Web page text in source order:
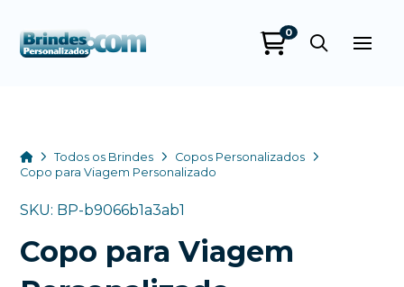
0
HomeTodos os Brindes
Copos Personalizados
Copo para Viagem Personalizado
SKU: BP-b9066b1a3ab1
Copo para Viagem